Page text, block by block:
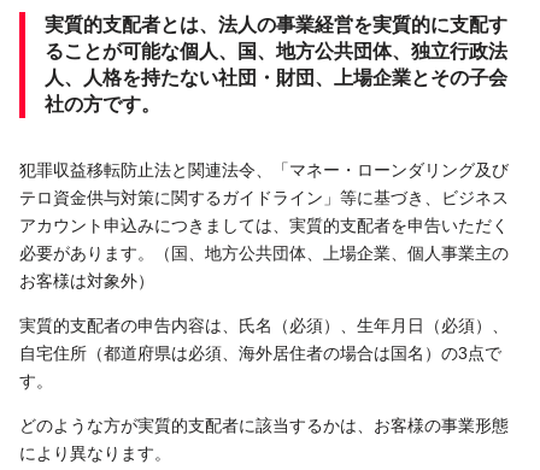
実質的支配者とは、法人の事業経営を実質的に支配す
ることが可能な個人、国、地方公共団体、独立行政法
人、人格を持たない社団・財団、上場企業とその子会
社の方です。
犯罪収益移転防止法と関連法令、「マネー・ローンダリング及び
テロ資金供与対策に関するガイドライン」等に基づき、ビジネス
アカウント申込みにつきましては、実質的支配者を申告いただく
必要があります。（国、地方公共団体、上場企業、個人事業主の
お客様は対象外）
実質的支配者の申告内容は、氏名（必須）、生年月日（必須）、
自宅住所（都道府県は必須、海外居住者の場合は国名）の3点で
す。
どのような方が実質的支配者に該当するかは、お客様の事業形態
により異なります。